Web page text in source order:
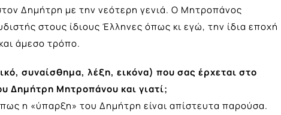
Δημήτρη με την νεότερη γενιά. Ο Μητροπάνος
στους ίδιους Έλληνες όπως κι εγώ, την ίδια εποχή
άμεσο τρόπο.
συναίσθημα, λέξη, εικόνα) που σας έρχεται στο
Δημήτρη Μητροπάνου και γιατί;
η «ύπαρξη» του Δημήτρη είναι απίστευτα παρούσα.